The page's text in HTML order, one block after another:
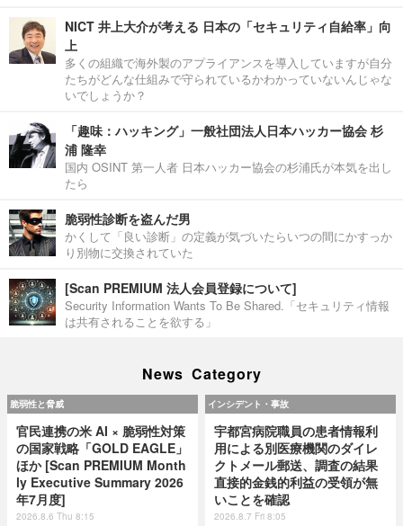
NICT 井上大介が考える 日本の「セキュリティ自給率」向
上
多くの組織で海外製のアプライアンスを導入していますが自分
たちがどんな仕組みで守られているかわかっていないんじゃな
いでしょうか？
「趣味：ハッキング」一般社団法人日本ハッカー協会 杉
浦 隆幸
国内 OSINT 第一人者 日本ハッカー協会の杉浦氏が本気を出し
たら
脆弱性診断を盗んだ男
かくして「良い診断」の定義が気づいたらいつの間にかすっか
り別物に交換されていた
[Scan PREMIUM 法人会員登録について]
Security Information Wants To Be Shared.「セキュリティ情報
は共有されることを欲する」
News Category
脆弱性と脅威
官民連携の米 AI × 脆弱性対策
の国家戦略「GOLD EAGLE」
ほか [Scan PREMIUM Month
ly Executive Summary 2026
年7月度]
2026.8.6 Thu 8:15
インシデント・事故
宇都宮病院職員の患者情報利
用による別医療機関のダイレ
クトメール郵送、調査の結果
直接的金銭的利益の受領が無
いことを確認
2026.8.7 Fri 8:05